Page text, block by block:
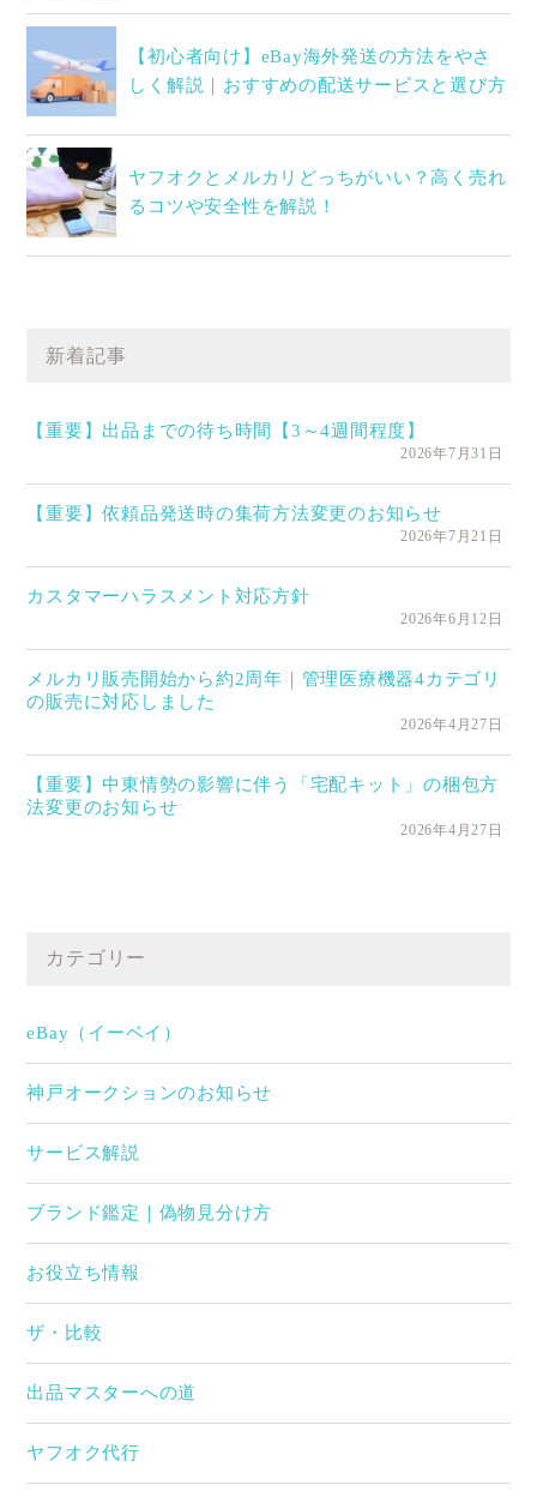
【初心者向け】eBay海外発送の方法をやさ
しく解説｜おすすめの配送サービスと選び方
ヤフオクとメルカリどっちがいい？高く売れ
るコツや安全性を解説！
新着記事
【重要】出品までの待ち時間【3～4週間程度】
2026年7月31日
【重要】依頼品発送時の集荷方法変更のお知らせ
2026年7月21日
カスタマーハラスメント対応方針
2026年6月12日
メルカリ販売開始から約2周年｜管理医療機器4カテゴリ
の販売に対応しました
2026年4月27日
【重要】中東情勢の影響に伴う「宅配キット」の梱包方
法変更のお知らせ
2026年4月27日
カテゴリー
eBay（イーベイ）
神戸オークションのお知らせ
サービス解説
ブランド鑑定｜偽物見分け方
お役立ち情報
ザ・比較
出品マスターへの道
ヤフオク代行